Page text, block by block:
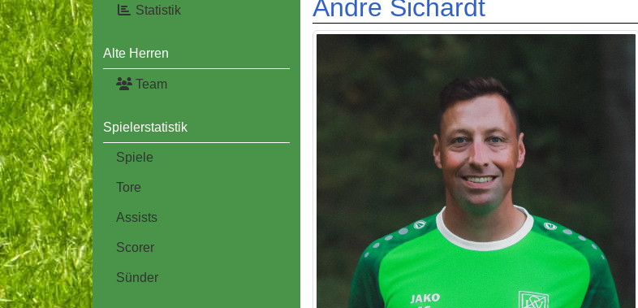
Statistik
Alte Herren
Team
Spielerstatistik
Spiele
Tore
Assists
Scorer
Sünder
Andre Sichardt